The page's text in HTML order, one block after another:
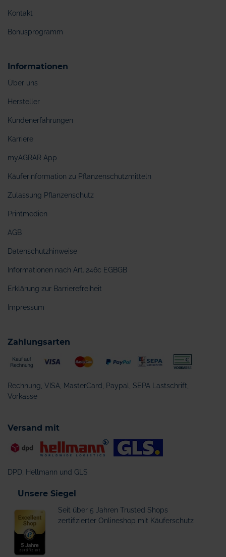
Kontakt
Bonusprogramm
Informationen
Über uns
Hersteller
Kundenerfahrungen
Karriere
myAGRAR App
Käuferinformation zu Pflanzenschutzmitteln
Zulassung Pflanzenschutz
Printmedien
AGB
Datenschutzhinweise
Informationen nach Art. 246c EGBGB
Erklärung zur Barrierefreiheit
Impressum
Zahlungsarten
Rechnung, VISA, MasterCard, Paypal, SEPA Lastschrift,
Vorkasse
Versand mit
DPD, Hellmann und GLS
Unsere Siegel
Seit über 5 Jahren Trusted Shops
zertifizierter Onlineshop mit Käuferschutz